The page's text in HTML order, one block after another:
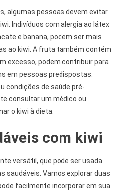
algumas pessoas devem evitar
Indivíduos com alergia ao látex
e banana, podem ser mais
ao kiwi. A fruta também contém
excesso, podem contribuir para
em pessoas predispostas.
condições de saúde pré-
consultar um médico ou
o kiwi à dieta.
com kiwi
versátil, que pode ser usada
saudáveis. Vamos explorar duas
facilmente incorporar em sua